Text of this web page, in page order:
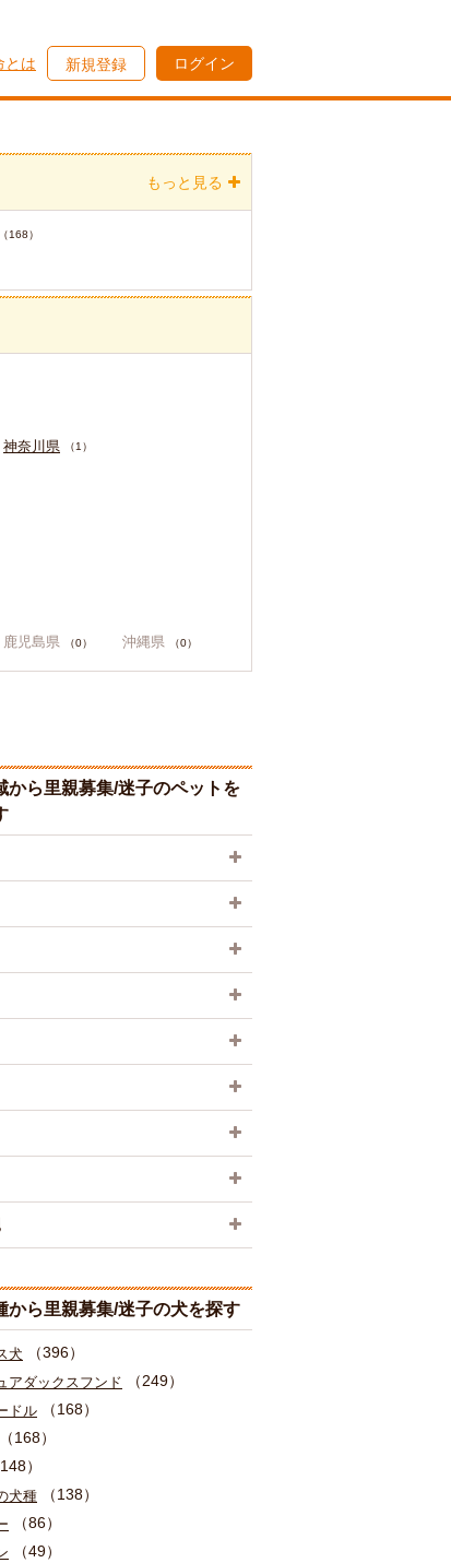
とは 新規登録 ログイン
（168）
もっと見る
神奈川県 （1）
鹿児島県 （0） 沖縄県 （0）
から里親募集/迷子のペットを
から里親募集/迷子の犬を探す
犬 （396）
アダックスフンド （249）
ドル （168）
（168）
148）
犬種 （138）
（86）
（49）